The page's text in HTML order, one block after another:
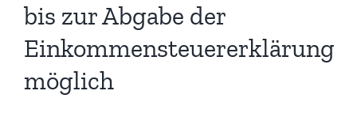
bis zur Abgabe der
Einkommensteuererklärung
möglich